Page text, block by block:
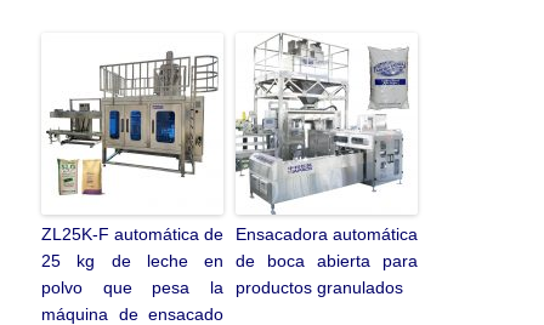
ZL25K-F automática de
25 kg de leche en
polvo que pesa la
máquina de ensacado
Ensacadora automática
de boca abierta para
productos granulados